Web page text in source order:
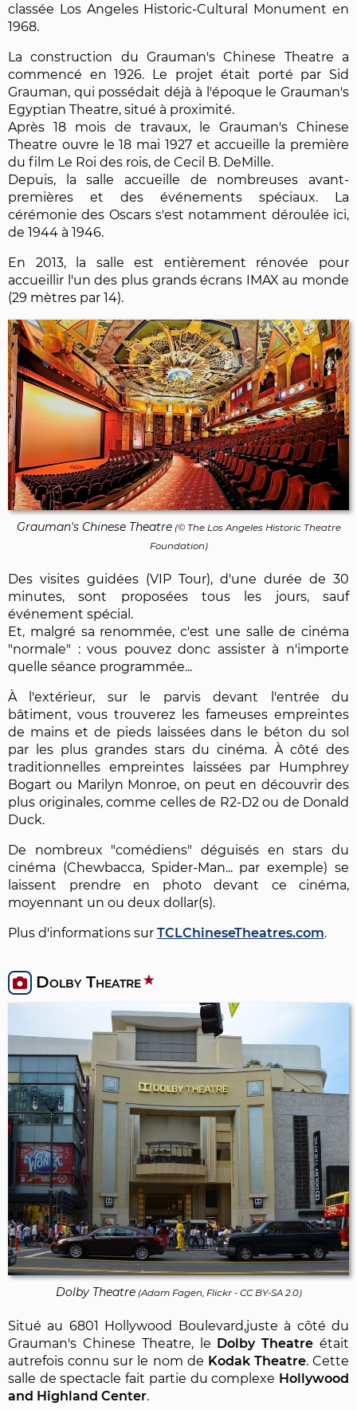
classée Los Angeles Historic-Cultural Monument en
1968.
La construction du Grauman's Chinese Theatre a
commencé en 1926. Le projet était porté par Sid
Grauman, qui possédait déjà à l'époque le Grauman's
Egyptian Theatre, situé à proximité.
Après 18 mois de travaux, le Grauman's Chinese
Theatre ouvre le 18 mai 1927 et accueille la première
du film Le Roi des rois, de Cecil B. DeMille.
Depuis, la salle accueille de nombreuses avant-
premières et des événements spéciaux. La
cérémonie des Oscars s'est notamment déroulée ici,
de 1944 à 1946.
En 2013, la salle est entièrement rénovée pour
accueillir l'un des plus grands écrans IMAX au monde
(29 mètres par 14).
Grauman's Chinese Theatre(© The Los Angeles Historic Theatre
Foundation)
Des visites guidées (VIP Tour), d'une durée de 30
minutes, sont proposées tous les jours, sauf
événement spécial.
Et, malgré sa renommée, c'est une salle de cinéma
"normale" : vous pouvez donc assister à n'importe
quelle séance programmée...
À l'extérieur, sur le parvis devant l'entrée du
bâtiment, vous trouverez les fameuses empreintes
de mains et de pieds laissées dans le béton du sol
par les plus grandes stars du cinéma. À côté des
traditionnelles empreintes laissées par Humphrey
Bogart ou Marilyn Monroe, on peut en découvrir des
plus originales, comme celles de R2-D2 ou de Donald
Duck.
De nombreux "comédiens" déguisés en stars du
cinéma (Chewbacca, Spider-Man... par exemple) se
laissent prendre en photo devant ce cinéma,
moyennant un ou deux dollar(s).
Plus d'informations sur TCLChineseTheatres.com.
Dolby Theatre
Dolby Theatre(Adam Fagen, Flickr- CC BY-SA 2.0)
Situé au 6801 Hollywood Boulevard,juste à côté du
Grauman's Chinese Theatre, le Dolby Theatre était
autrefois connu sur le nom de Kodak Theatre. Cette
salle de spectacle fait partie du complexe Hollywood
and Highland Center.